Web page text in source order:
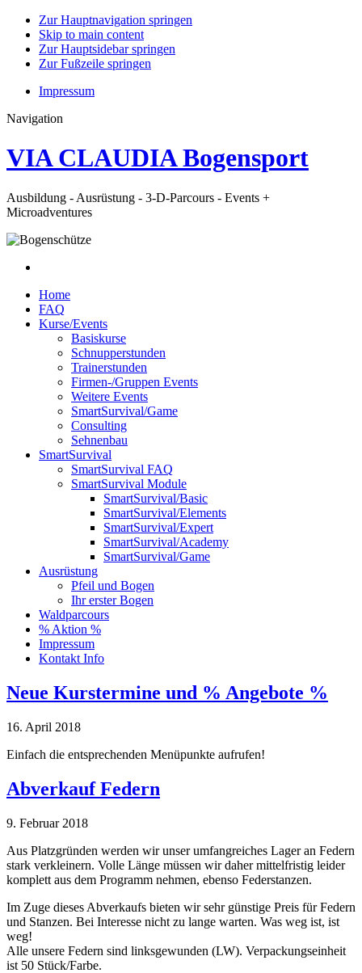
Zur Hauptnavigation springen
Skip to main content
Zur Hauptsidebar springen
Zur Fußzeile springen
Impressum
Navigation
VIA CLAUDIA Bogensport
Ausbildung - Ausrüstung - 3-D-Parcours - Events +
Microadventures
Home
FAQ
Kurse/Events
Basiskurse
Schnupperstunden
Trainerstunden
Firmen-/Gruppen Events
Weitere Events
SmartSurvival/Game
Consulting
Sehnenbau
SmartSurvival
SmartSurvival FAQ
SmartSurvival Module
SmartSurvival/Basic
SmartSurvival/Elements
SmartSurvival/Expert
SmartSurvival/Academy
SmartSurvival/Game
Ausrüstung
Pfeil und Bogen
Ihr erster Bogen
Waldparcours
% Aktion %
Impressum
Kontakt Info
Neue Kurstermine und % Angebote %
16. April 2018
Einfach die entsprechenden Menüpunkte aufrufen!
Abverkauf Federn
9. Februar 2018
Aus Platzgründen werden wir unser umfangreiches Lager an Federn
stark verkleinern. Volle Länge müssen wir daher mittelfristig leider
komplett aus dem Programm nehmen, ebenso Federstanzen.
Im Zuge dieses Abverkaufs bieten wir sehr günstige Preis für Federn
und Stanzen. Bei Interesse nicht zu lange warten. Was weg ist, ist
weg!
Alle unsere Federn sind linksgewunden (LW). Verpackungseinheit
ist 50 Stück/Farbe.